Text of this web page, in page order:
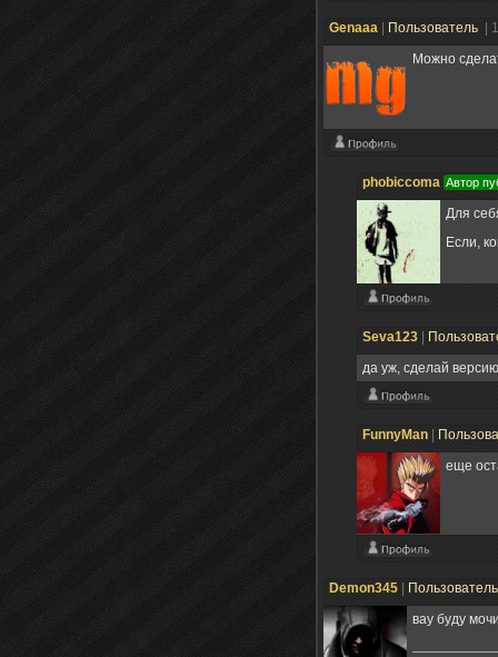
Genaaa Пользователь
|
Можно
phobiccoma Автор
Для
Если,
Seva123
да уж, сделай
FunnyMan
еще
Demon345
вау буду